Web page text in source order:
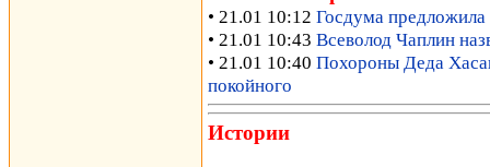
• 21.01 10:12 Госдума предложила
• 21.01 10:43 Всеволод Чаплин
• 21.01 10:40 Похороны Деда
покойного
Истории